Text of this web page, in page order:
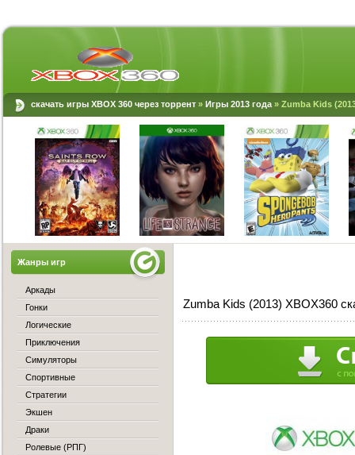
скачать игры XBOX 360 через торрент » Игры 2013 года » Zumba Kids
Zumba Kids (2013) XBOX360
Жанры игр
Аркады
Гонки
Логические
Приключения
Симуляторы
Спортивные
Стратегии
Экшен
Драки
Ролевые (РПГ)